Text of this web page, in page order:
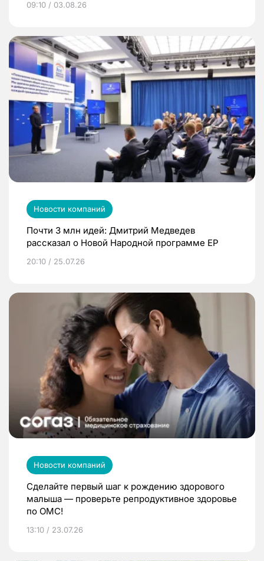
09:10 / 03.08.26
Новости компаний
Почти 3 млн идей: Дмитрий Медведев
рассказал о Новой Народной программе ЕР
20:10 / 25.07.26
Новости компаний
Сделайте первый шаг к рождению здорового
малыша — проверьте репродуктивное здоровье
по ОМС!
13:10 / 23.07.26